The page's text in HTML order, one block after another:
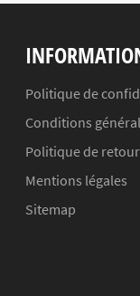
Politique de
Conditions
Politique de
Mentions légales
Sitemap